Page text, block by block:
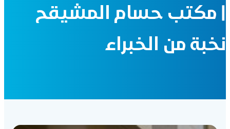
| مكتب حسام المشيقح
نخبة من الخبراء